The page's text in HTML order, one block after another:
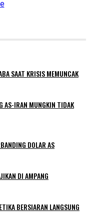
SAAT KRISIS MEMUNCAK
AS-IRAN MUNGKIN TIDAK
DOLAR AS
DI AMPANG
BERSIARAN LANGSUNG